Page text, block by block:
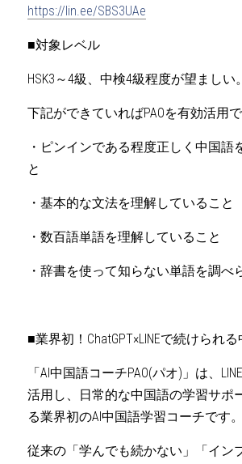
https://lin.ee/SBS3UAe
■対象レベル
HSK3～4級、中検4級程度が望ましい。
下記ができていればPAOを有効活用で
・ピンインである程度正しく中国語
と
・基本的な文法を理解していること
・数百語単語を理解していること
・辞書を使って知らない単語を調べ
■業界初！ChatGPT×LINEで続けられ
「AI中国語コーチPAO(パオ)」は、
活用し、日常的な中国語の学習サポ
る業界初のAI中国語学習コーチです。
従来の「学んでも続かない」「イン